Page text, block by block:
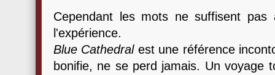
Cependant les mots ne suffisent
l'expérience.
Blue Cathedralest une référence
bonifie, ne se perd jamais. Un voyage